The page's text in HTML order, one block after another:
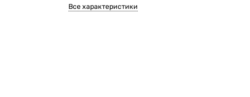
Все характеристики